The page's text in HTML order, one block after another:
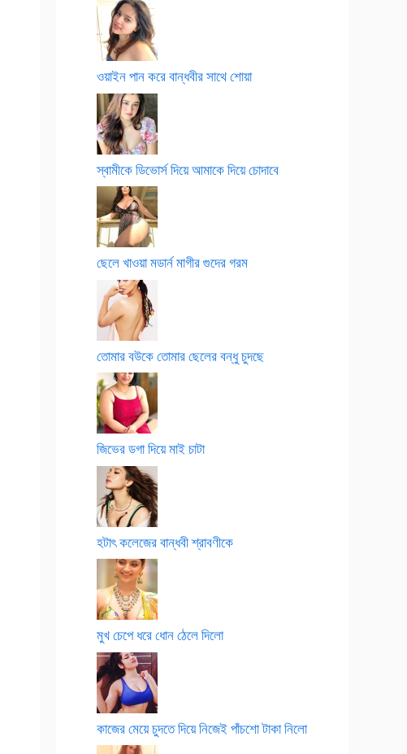
ওয়াইন পান করে বান্ধবীর সাথে শোয়া
স্বামীকে ডিভোর্স দিয়ে আমাকে দিয়ে চোদাবে
ছেলে খাওয়া মডার্ন মাগীর গুদের গরম
তোমার বউকে তোমার ছেলের বন্ধু চুদছে
জিভের ডগা দিয়ে মাই চাটা
হটাৎ কলেজের বান্ধবী শ্রাবণীকে
মুখ চেপে ধরে ধোন ঠেলে দিলো
কাজের মেয়ে চুদতে দিয়ে নিজেই পাঁচশো টাকা নিলো